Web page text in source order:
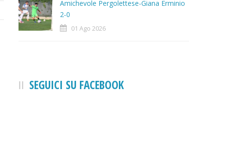
Amichevole Pergolettese-Giana Erminio
2-0
01 Ago 2026
SEGUICI SU FACEBOOK